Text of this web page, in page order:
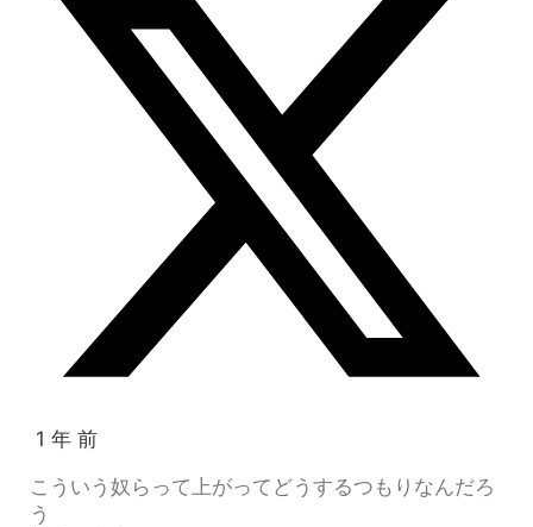
1 年 前
こういう奴らって上がってどうするつもりなんだろ
う